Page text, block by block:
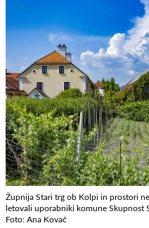
Župnija Stari trg ob Kolpi in prostori
letovali uporabniki komune Skupnost
Foto: Ana Kovač